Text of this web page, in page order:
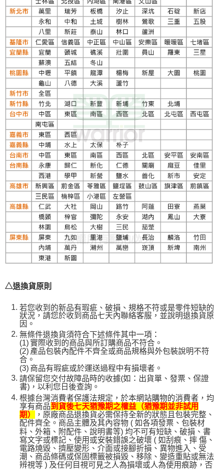
△退換貨原則
若您收到的新品有瑕疵、破損、規格不符或是零件短缺的
狀況，請您於收到商品七天內聯絡客服，並說明退換貨原
因。
無條件退換貨須符合下述條件其中一項：
(1)實際收到的商品與所訂購商品不符合。
(2) 產品包裝內配件不齊全或商品規格與外包裝說明不符
合。
(3) 商品有瑕疵或於運送過程中有損壞者。
請保留您交付故障品時的收據(如：出貨單、發票、保證
書)，以利您日後查詢。
根據台灣消費者保護法規定，於本網站購物的消費者，均
享有商品到貨後七天猶豫期之權益（猶豫期並非試用
期）
，原廠商品退換貨必需保持全新的狀態且包裝完整、
配件齊全。商品主體及其內容物 ( 如各項發票、包裝材
料、外箱、附配件、說明書等) 均不可有短缺、破損、書
寫文字或標記、使用或安裝錯誤之破壞 ( 如刮痕、摔 傷、
電路燒毀、擠壓變形、介面或接腳折損、異物進入、受
潮、商品條碼或保固標籤被損毀、移除、變造重貼或無法
辨視等 ) 及任何目視可見之人為損壞或人為使用痕跡，否